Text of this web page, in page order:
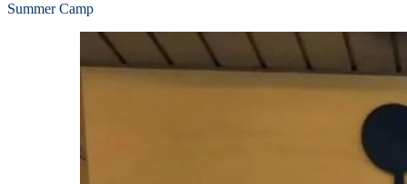
Summer Camp